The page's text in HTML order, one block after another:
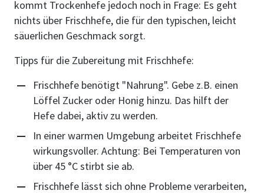
kommt Trockenhefe jedoch noch in Frage: Es geht
nichts über Frischhefe, die für den typischen, leicht
säuerlichen Geschmack sorgt.
Tipps für die Zubereitung mit Frischhefe:
Frischhefe benötigt "Nahrung". Gebe z.B. einen
Löffel Zucker oder Honig hinzu. Das hilft der
Hefe dabei, aktiv zu werden.
In einer warmen Umgebung arbeitet Frischhefe
wirkungsvoller. Achtung: Bei Temperaturen von
über 45 °C stirbt sie ab.
Frischhefe lässt sich ohne Probleme verarbeiten,